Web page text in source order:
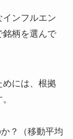
インフルエン
銘柄を選んで
めには、根拠
？（移動平均